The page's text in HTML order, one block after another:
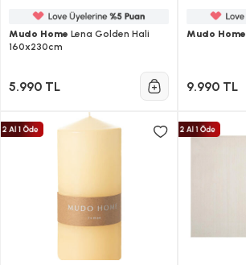
Mudo Home Lena Golden Hali
160x230cm
5.990 TL
Mudo Home
9.990 TL